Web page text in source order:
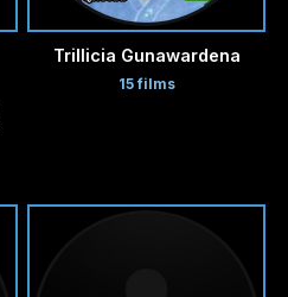
Trillicia Gunawardena
15 films